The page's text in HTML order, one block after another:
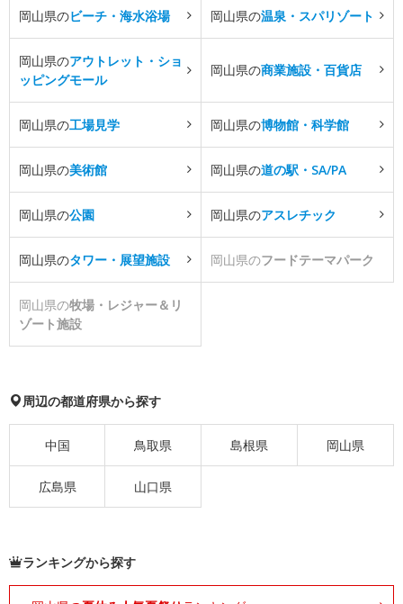
岡山県のビーチ・海水浴場 岡山県の温泉・スパリゾート
岡山県のアウトレット・ショ
ッピングモール
岡山県の商業施設・百貨店
岡山県の工場見学 岡山県の博物館・科学館
岡山県の美術館 岡山県の道の駅・SA/PA
岡山県の公園 岡山県のアスレチック
岡山県のタワー・展望施設 岡山県のフードテーマパーク
岡山県の牧場・レジャー＆リ
ゾート施設
周辺の都道府県から探す
中国 鳥取県 島根県 岡山県
広島県 山口県
ランキングから探す